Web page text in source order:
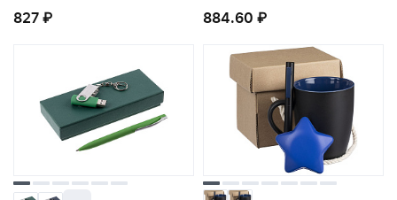
827 ₽
827 ₽ 884.60 ₽
884.60 ₽